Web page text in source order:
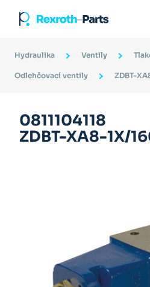
Hydraulika Ventily
Odlehčovací ventily ZDBT-
0811104118
ZDBT-XA8-1X/